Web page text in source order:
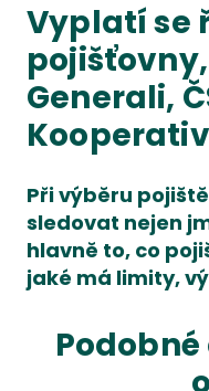
Vyplatí se
Generali,
Při výběru
sledovat nejen
hlavně to, co
jaké má limity,